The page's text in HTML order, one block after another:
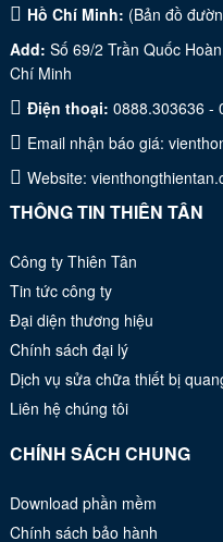
Hồ Chí Minh: (Bản đồ
Add: Số 69/2 Trần Quốc
Chí Minh
Điện thoại: 0888.303636 -
Email nhận báo giá:
Website:
THÔNG TIN THIÊN TÂN
Công ty Thiên Tân
Tin tức công ty
Đại diện thương hiệu
Chính sách đại lý
Dịch vụ sửa chữa thiết bị
Liên hệ chúng tôi
CHÍNH SÁCH CHUNG
Download phần mềm
Chính sách bảo hành